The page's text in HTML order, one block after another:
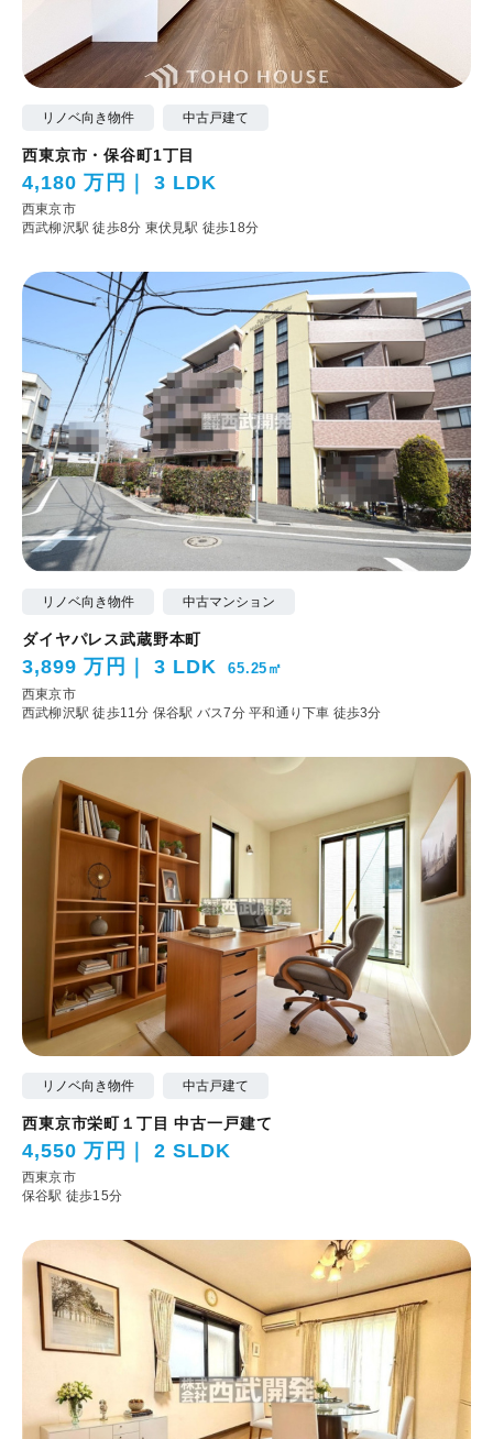
リノベ向き物件 中古戸建て
西東京市・保谷町1丁目
4,180 万円 3 LDK
西東京市
西武柳沢駅 徒歩8分 東伏見駅 徒歩18分
リノベ向き物件 中古マンション
ダイヤパレス武蔵野本町
3,899 万円 3 LDK 65.25㎡
西東京市
西武柳沢駅 徒歩11分 保谷駅 バス7分 平和通り下車 徒歩3分
リノベ向き物件 中古戸建て
西東京市栄町１丁目 中古一戸建て
4,550 万円 2 SLDK
西東京市
保谷駅 徒歩15分